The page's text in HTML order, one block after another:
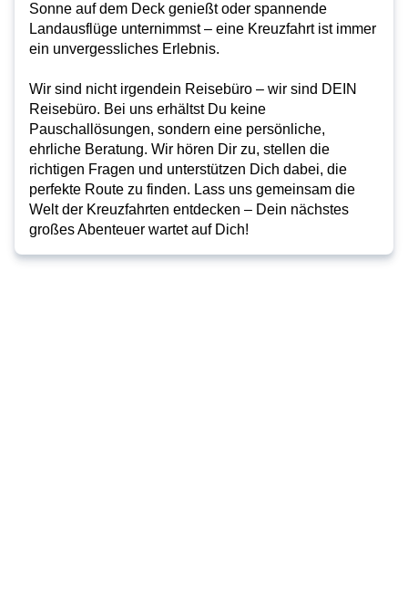
Sonne auf dem Deck genießt oder spannende
Landausflüge unternimmst – eine Kreuzfahrt ist immer
ein unvergessliches Erlebnis.
Wir sind nicht irgendein Reisebüro – wir sind DEIN
Reisebüro. Bei uns erhältst Du keine
Pauschallösungen, sondern eine persönliche,
ehrliche Beratung. Wir hören Dir zu, stellen die
richtigen Fragen und unterstützen Dich dabei, die
perfekte Route zu finden. Lass uns gemeinsam die
Welt der Kreuzfahrten entdecken – Dein nächstes
großes Abenteuer wartet auf Dich!